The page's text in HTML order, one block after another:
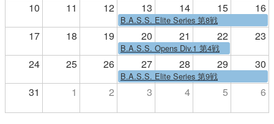
10 11 12 13 14 15 16
B.A.S.S. Elite Series 第8戦
17 18 19 20 21 22 23
B.A.S.S. Opens Div.1 第4戦
24 25 26 27 28 29 30
B.A.S.S. Elite Series 第9戦
31 1 2 3 4 5 6